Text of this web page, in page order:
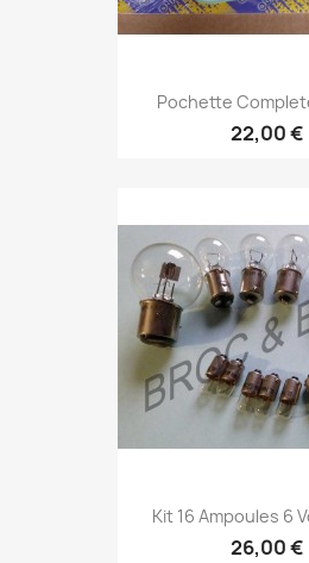
Pochette
22,00 €
Kit 16 Ampoules 6
26,00 €